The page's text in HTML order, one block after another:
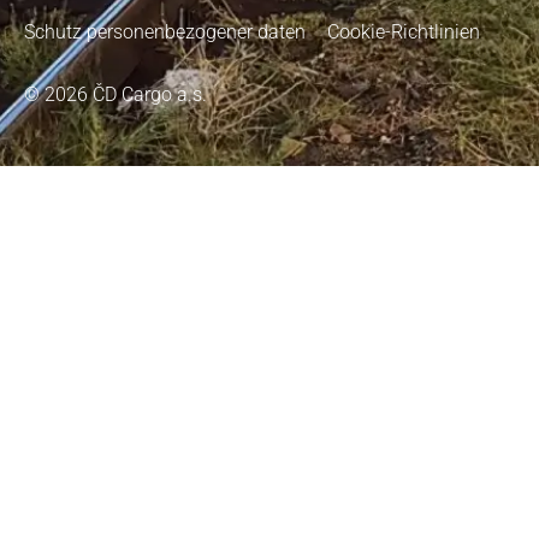
© 2026 ČD Cargo a.s.
Schutz personenbezogener daten Cookie-Richtlinien